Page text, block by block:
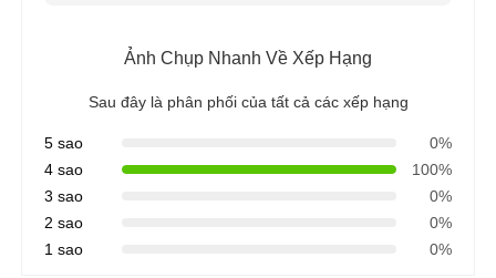
Ảnh Chụp Nhanh Về Xếp Hạng
Sau đây là phân phối của tất cả các xếp hạng
5 sao
0%
4 sao
100%
3 sao
0%
2 sao
0%
1 sao
0%